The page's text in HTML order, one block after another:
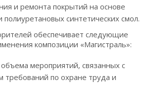
и ремонта покрытий на основе
полиуретановых синтетических смол.
обеспечивает следующие
композиции «Магистраль»:
мероприятий, связанных с
требований по охране труда и